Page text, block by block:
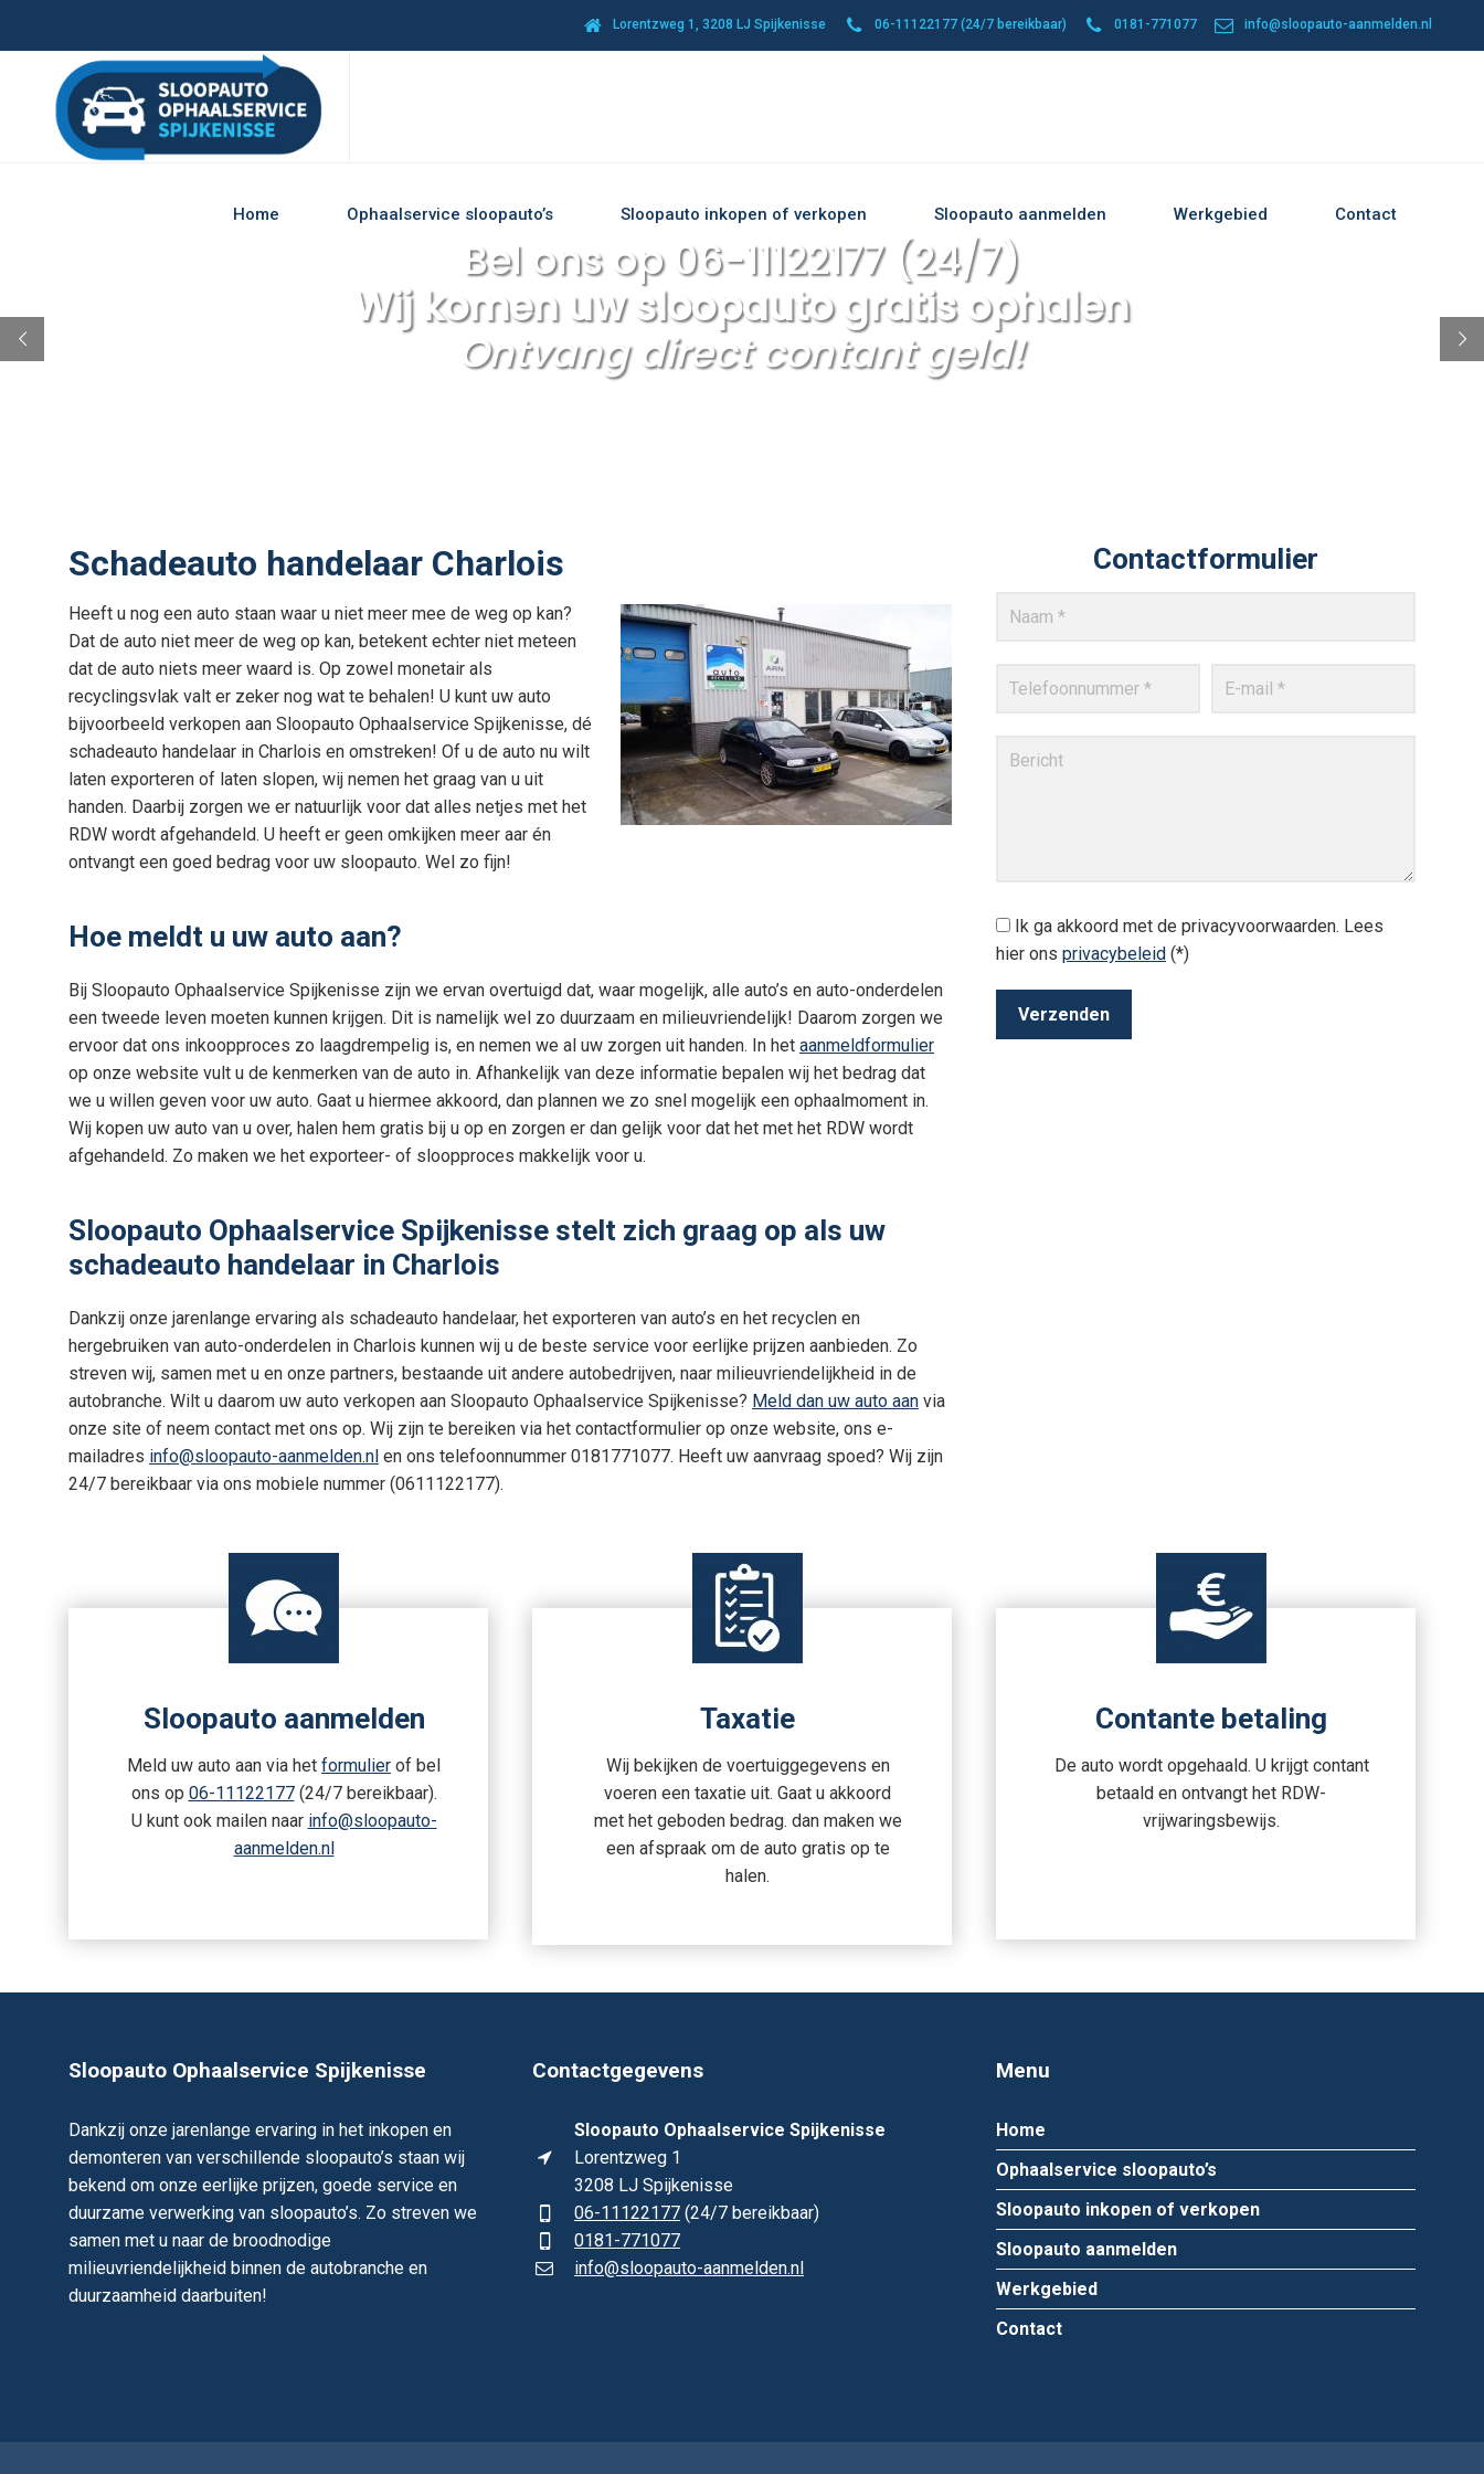
Lorentzweg 1, 3208 LJ Spijkenisse 06-11122177 (24/7 bereikbaar) 0181-771077 info@sloopauto-aanmelden.nl
Home Ophaalservice sloopauto’s Sloopauto inkopen of verkopen Sloopauto aanmelden Werkgebied Contact
Bel ons op 06-11122177 (24/7)
Wij komen uw sloopauto gratis ophalen
Ontvang direct contant geld!
Schadeauto handelaar Charlois
Heeft u nog een auto staan waar u niet meer mee de weg op kan?
Dat de auto niet meer de weg op kan, betekent echter niet meteen
dat de auto niets meer waard is. Op zowel monetair als
recyclingsvlak valt er zeker nog wat te behalen! U kunt uw auto
bijvoorbeeld verkopen aan Sloopauto Ophaalservice Spijkenisse, dé
schadeauto handelaar in Charlois en omstreken! Of u de auto nu wilt
laten exporteren of laten slopen, wij nemen het graag van u uit
handen. Daarbij zorgen we er natuurlijk voor dat alles netjes met het
RDW wordt afgehandeld. U heeft er geen omkijken meer aar én
ontvangt een goed bedrag voor uw sloopauto. Wel zo fijn!
Hoe meldt u uw auto aan?
Bij Sloopauto Ophaalservice Spijkenisse zijn we ervan overtuigd dat, waar mogelijk, alle auto’s en auto-onderdelen
een tweede leven moeten kunnen krijgen. Dit is namelijk wel zo duurzaam en milieuvriendelijk! Daarom zorgen we
ervoor dat ons inkoopproces zo laagdrempelig is, en nemen we al uw zorgen uit handen. In het aanmeldformulier
op onze website vult u de kenmerken van de auto in. Afhankelijk van deze informatie bepalen wij het bedrag dat
we u willen geven voor uw auto. Gaat u hiermee akkoord, dan plannen we zo snel mogelijk een ophaalmoment in.
Wij kopen uw auto van u over, halen hem gratis bij u op en zorgen er dan gelijk voor dat het met het RDW wordt
afgehandeld. Zo maken we het exporteer- of sloopproces makkelijk voor u.
Sloopauto Ophaalservice Spijkenisse stelt zich graag op als uw
schadeauto handelaar in Charlois
Dankzij onze jarenlange ervaring als schadeauto handelaar, het exporteren van auto’s en het recyclen en
hergebruiken van auto-onderdelen in Charlois kunnen wij u de beste service voor eerlijke prijzen aanbieden. Zo
streven wij, samen met u en onze partners, bestaande uit andere autobedrijven, naar milieuvriendelijkheid in de
autobranche. Wilt u daarom uw auto verkopen aan Sloopauto Ophaalservice Spijkenisse? Meld dan uw auto aan via
onze site of neem contact met ons op. Wij zijn te bereiken via het contactformulier op onze website, ons e-
mailadres info@sloopauto-aanmelden.nl en ons telefoonnummer 0181771077. Heeft uw aanvraag spoed? Wij zijn
24/7 bereikbaar via ons mobiele nummer (0611122177).
Contactformulier
Ik ga akkoord met de privacyvoorwaarden. Lees
hier ons privacybeleid (*)
Sloopauto aanmelden
Meld uw auto aan via het formulier of bel
ons op 06-11122177(24/7 bereikbaar).
U kunt ook mailen naar info@sloopauto-
aanmelden.nl
Taxatie
Wij bekijken de voertuiggegevens en
voeren een taxatie uit. Gaat u akkoord
met het geboden bedrag. dan maken we
een afspraak om de auto gratis op te
halen.
Contante betaling
De auto wordt opgehaald. U krijgt contant
betaald en ontvangt het RDW-
vrijwaringsbewijs.
Sloopauto Ophaalservice Spijkenisse
Dankzij onze jarenlange ervaring in het inkopen en
demonteren van verschillende sloopauto’s staan wij
bekend om onze eerlijke prijzen, goede service en
duurzame verwerking van sloopauto’s. Zo streven we
samen met u naar de broodnodige
milieuvriendelijkheid binnen de autobranche en
duurzaamheid daarbuiten!
Contactgegevens
Sloopauto Ophaalservice Spijkenisse
Lorentzweg 1
3208 LJ Spijkenisse
06-11122177(24/7 bereikbaar)
0181-771077
info@sloopauto-aanmelden.nl
Menu
Home
Ophaalservice sloopauto’s
Sloopauto inkopen of verkopen
Sloopauto aanmelden
Werkgebied
Contact